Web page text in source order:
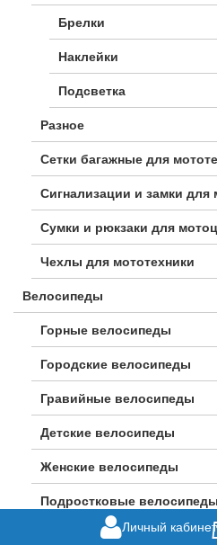
Брелки
Наклейки
Подсветка
Разное
Сетки багажные для
Сигнализации и замки для
Сумки и рюкзаки для
Чехлы для мототехники
Велосипеды
Горные велосипеды
Городские велосипеды
Гравийные велосипеды
Детские велосипеды
Женские велосипеды
Подростковые велосипеды
Шоссейные велосипеды
Личный кабинет